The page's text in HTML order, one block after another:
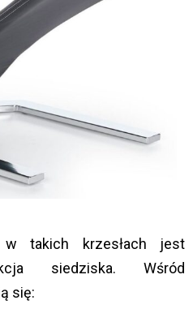
w takich krzesłach jest
siedziska. Wśród
się: